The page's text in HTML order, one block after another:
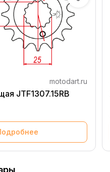
motodart.ru
JTF1307.15RB